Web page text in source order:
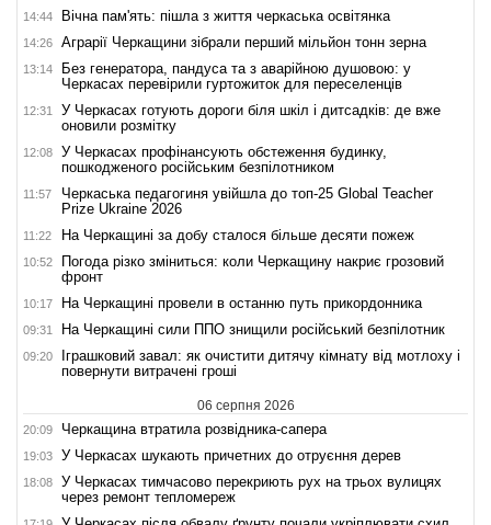
14:44 Вічна пам'ять: пішла з життя черкаська освітянка
14:26 Аграрії Черкащини зібрали перший мільйон тонн зерна
13:14
Без генератора, пандуса та з аварійною душовою: у
Черкасах перевірили гуртожиток для переселенців
12:31
У Черкасах готують дороги біля шкіл і дитсадків: де вже
оновили розмітку
12:08
У Черкасах профінансують обстеження будинку,
пошкодженого російським безпілотником
11:57
Черкаська педагогиня увійшла до топ-25 Global Teacher
Prize Ukraine 2026
11:22 На Черкащині за добу сталося більше десяти пожеж
10:52
Погода різко зміниться: коли Черкащину накриє грозовий
фронт
10:17 На Черкащині провели в останню путь прикордонника
09:31 На Черкащині сили ППО знищили російський безпілотник
09:20
Іграшковий завал: як очистити дитячу кімнату від мотлоху і
повернути витрачені гроші
06 серпня 2026
20:09 Черкащина втратила розвідника-сапера
19:03 У Черкасах шукають причетних до отруєння дерев
18:08
У Черкасах тимчасово перекриють рух на трьох вулицях
через ремонт тепломереж